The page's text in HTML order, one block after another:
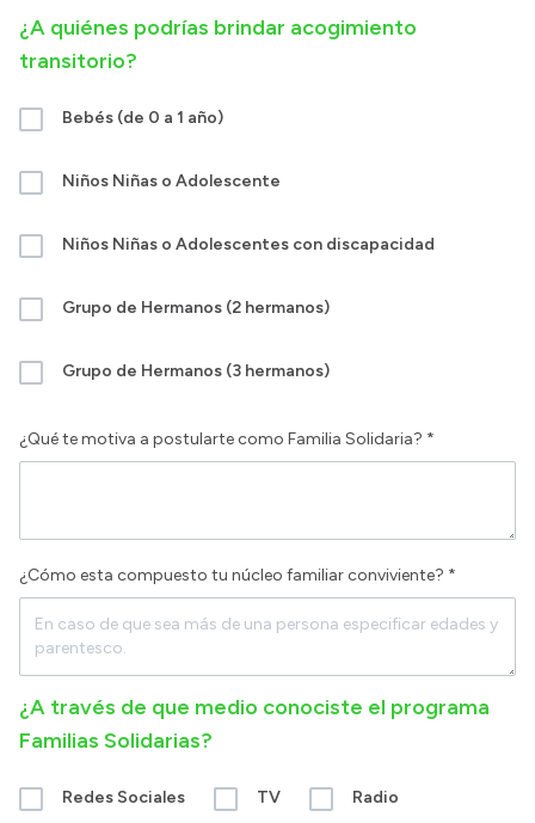
¿A quiénes podrías brindar acogimiento
transitorio?
Bebés (de 0 a 1 año)
Niños Niñas o Adolescente
Niños Niñas o Adolescentes con discapacidad
Grupo de Hermanos (2 hermanos)
Grupo de Hermanos (3 hermanos)
¿Qué te motiva a postularte como Familia Solidaria? *
¿Cómo esta compuesto tu núcleo familiar conviviente? *
¿A través de que medio conociste el programa
Familias Solidarias?
Redes Sociales TV Radio